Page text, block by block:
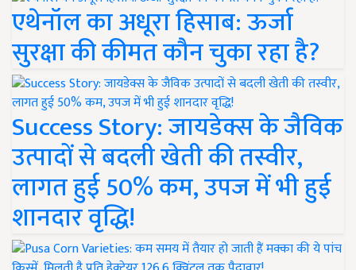
एथेनॉल का अधूरा हिसाब: ऊर्जा
सुरक्षा की कीमत कौन चुका रहा है?
Success Story: जायडेक्स के जैविक
उत्पादों से बदली खेती की तस्वीर,
लागत हुई 50% कम, उपज में भी हुई
शानदार वृद्धि!